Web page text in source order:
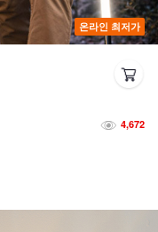
온라인 최저가
4,672